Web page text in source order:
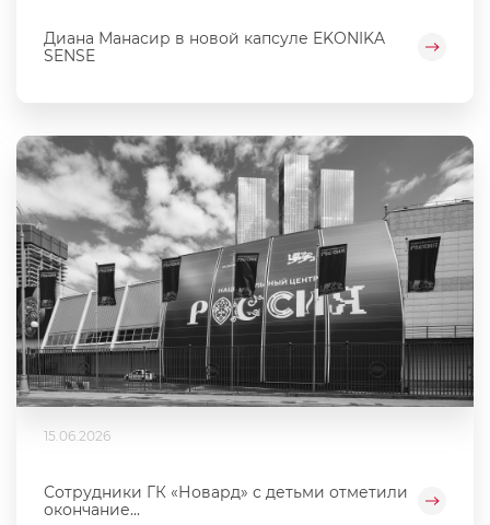
Диана Манасир в новой капсуле EKONIKA
SENSE
15.06.2026
Сотрудники ГК «Новард» с детьми отметили
окончание...